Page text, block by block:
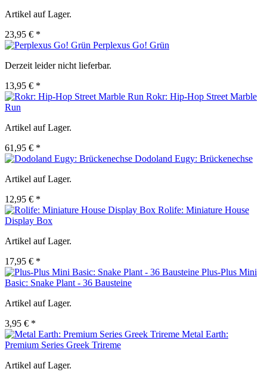
Artikel auf Lager.
23,95 € *
Perplexus Go! Grün
Derzeit leider nicht lieferbar.
13,95 € *
Rokr: Hip-Hop Street Marble
Run
Artikel auf Lager.
61,95 € *
Dodoland Eugy: Brückenechse
Artikel auf Lager.
12,95 € *
Rolife: Miniature House
Display Box
Artikel auf Lager.
17,95 € *
Plus-Plus Mini
Basic: Snake Plant - 36 Bausteine
Artikel auf Lager.
3,95 € *
Metal Earth:
Premium Series Greek Trireme
Artikel auf Lager.